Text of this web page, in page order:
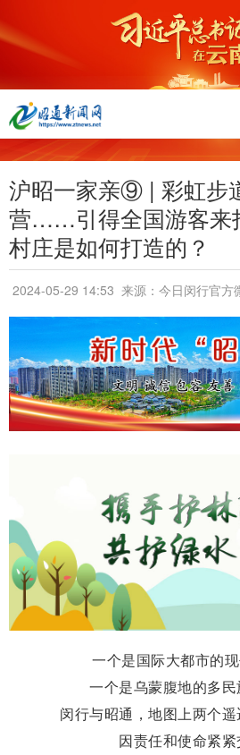
沪昭一家亲⑨ | 彩虹步
营……引得全国游客来
村庄是如何打造的？
2024-05-29 14:53 来源：今日闵行官方
一个是国际大都市的现
一个是乌蒙腹地的多民
闵行与昭通，地图上两个遥
因责任和使命紧紧